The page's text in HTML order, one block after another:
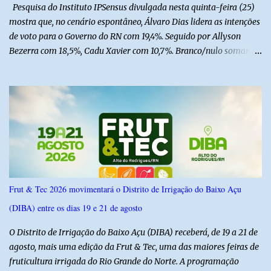
Pesquisa do Instituto IPSensus divulgada nesta quinta-feira (25)
mostra que, no cenário espontâneo, Álvaro Dias lidera as intenções
de voto para o Governo do RN com 19,4%. Seguido por Allyson
Bezerra com 18,5%, Cadu Xavier com 10,7%. Branco/nulo somaram
do Norte entre os dias 18 e 22 de junho de 2026. O levantamento
possui margem de erro de 2,5 pontos percentuais e nível de
confiança de 95%. Registro no TSE: RN-09520/2026
Frut & Tec 2026 movimentará o Distrito de Irrigação do Baixo Açu
(DIBA) entre os dias 19 e 21 de agosto
O Distrito de Irrigação do Baixo Açu (DIBA) receberá, de 19 a 21 de
agosto, mais uma edição da Frut & Tec, uma das maiores feiras de
fruticultura irrigada do Rio Grande do Norte. A programação